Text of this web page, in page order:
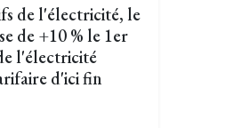
de l'électricité, le
de +10 % le 1er
l'électricité
d'ici fin